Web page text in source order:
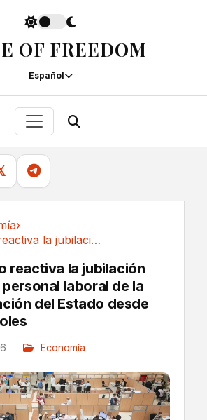
OF FREEDOM
Español
›
El Gobierno reactiva la jubilación parcial del...
reactiva la jubilación
laboral de la
del Estado desde
Economía